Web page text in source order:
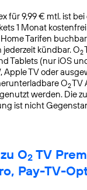
für 9,99 € mtl. ist
1 Monat
Tarifen
kündbar. O2
Tablets (nur iOS
Apple TV oder
O2TV
werden. Die
ist nicht
O2 TV
Pay-TV-